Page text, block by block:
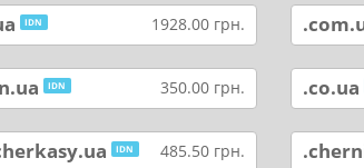
IDN 1928.00 грн.
IDN 350.00 грн. .co.ua
IDN 485.50 грн.